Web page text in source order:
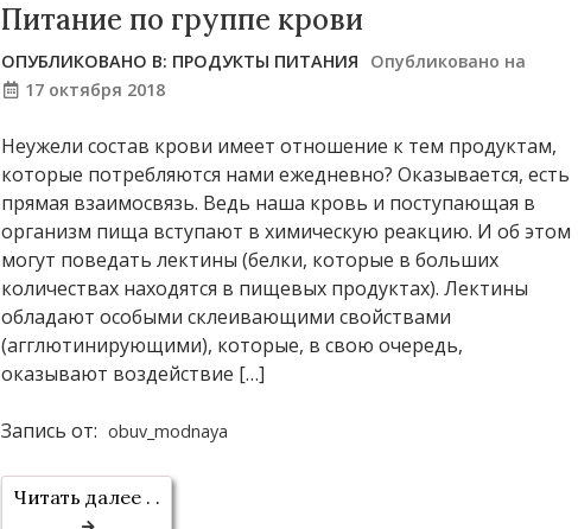
Питание по группе крови
ОПУБЛИКОВАНО В: ПРОДУКТЫ ПИТАНИЯ
Опубликовано на
17 октября 2018
Неужели состав крови имеет отношение к тем продуктам,
которые потребляются нами ежедневно? Оказывается, есть
прямая взаимосвязь. Ведь наша кровь и поступающая в
организм пища вступают в химическую реакцию. И об этом
могут поведать лектины (белки, которые в больших
количествах находятся в пищевых продуктах). Лектины
обладают особыми склеивающими свойствами
(агглютинирующими), которые, в свою очередь,
оказывают воздействие […]
Запись от: obuv_modnaya
Читать далее . .